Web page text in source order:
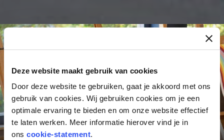
Deze website maakt gebruik van cookies
Door deze website te gebruiken, gaat je akkoord met ons
gebruik van cookies. Wij gebruiken cookies om je een
optimale ervaring te bieden en om onze website effectief
te laten werken. Meer informatie hierover vind je in
ons cookie-statement.